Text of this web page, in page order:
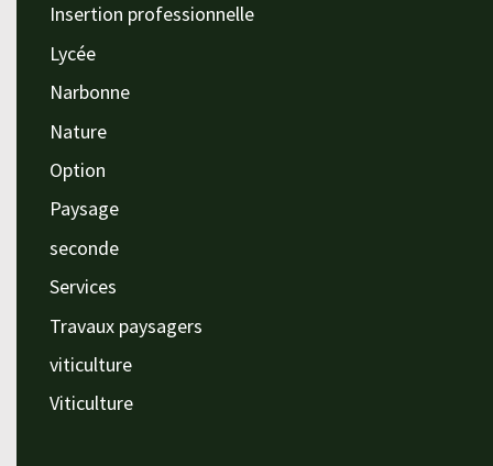
Insertion professionnelle
Lycée
Narbonne
Nature
Option
Paysage
seconde
Services
Travaux paysagers
viticulture
Viticulture